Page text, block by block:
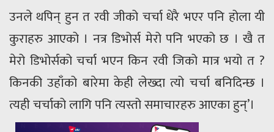
उनले थपिन् हुन त रवी जीको चर्चा धेरै भएर पनि होला यी
कुराहरु आएको । नत्र डिभोर्स मेरो पनि भएको छ । खै त
मेरो डिभोर्सको चर्चा भएन किन रवी जिको मात्र भयो त ?
किनकी उहाँको बारेमा केही लेख्दा त्यो चर्चा बनिदिन्छ ।
त्यही चर्चाको लागि पनि त्यस्तो समाचारहरु आएका हुन्’।